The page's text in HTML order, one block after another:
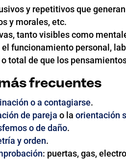
y repetitivos que
y morales, etc.
tanto visibles como
funcionamiento personal,
total de que los
frecuentes
o a contagiarse.
de pareja o la orientación
o de daño.
y orden.
: puertas, gas,